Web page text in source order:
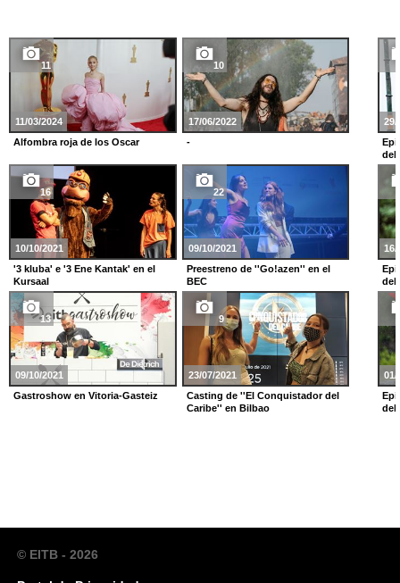
11
11/03/2024
Alfombra roja de los Oscar
10
17/06/2022
-
16
10/10/2021
'3 kluba' e '3 Ene Kantak' en el
Kursaal
22
09/10/2021
Preestreno de ''Go!azen'' en el
BEC
13
09/10/2021
Gastroshow en Vitoria-Gasteiz
9
23/07/2021
Casting de ''El Conquistador del
Caribe'' en Bilbao
29/
del
16/
del
01/
del
© EITB - 2026